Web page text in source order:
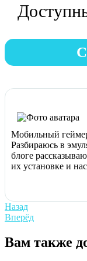
Мобильный
Разбираюсь в
блоге
их установке и
Навигация
по
записям
НазадPrevious
post:
ВперёдNext
Вам также